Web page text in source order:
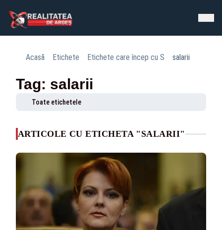
Acasă Etichete Etichete care încep cu S salarii
Tag: salarii
Toate etichetele
ARTICOLE CU ETICHETA "SALARII"